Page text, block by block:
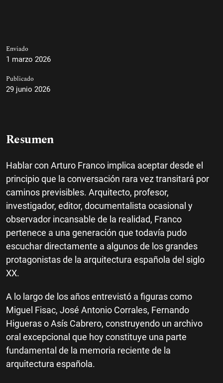
Enviado
1 marzo 2026
Publicado
29 junio 2026
Resumen
Hablar con Arturo Franco implica aceptar desde el
principio que la conversación rara vez transitará por
caminos previsibles. Arquitecto, profesor,
investigador, editor, documentalista ocasional y
observador incansable de la realidad, Franco
pertenece a una generación que todavía pudo
escuchar directamente a algunos de los grandes
protagonistas de la arquitectura española del siglo
XX.
A lo largo de los años entrevistó a figuras como
Miguel Fisac, José Antonio Corrales, Fernando
Higueras o Asís Cabrero, construyendo un archivo
oral excepcional que hoy constituye una parte
fundamental de la memoria reciente de la
arquitectura española.